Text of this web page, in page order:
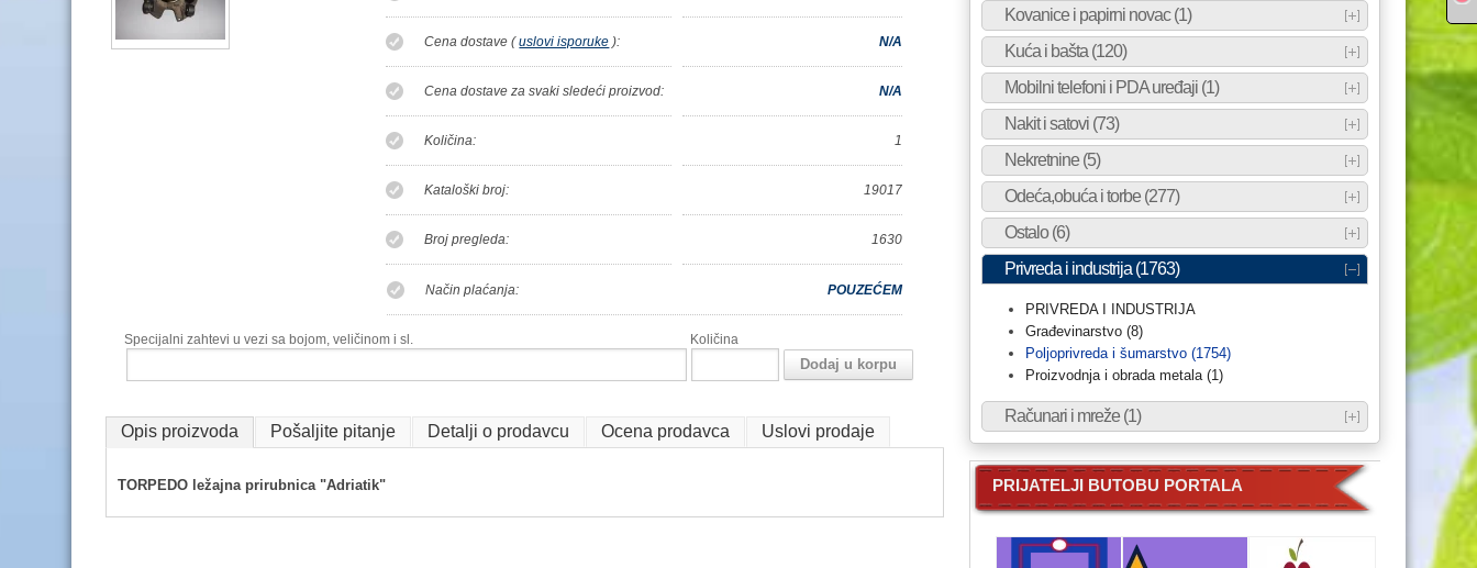
Cena dostave (uslovi isporuke ):
Cena dostave za svaki sledeći proizvod:
Količina:
Kataloški broj:
Broj pregleda:
N/A
N/A
1
19017
1630
Način plaćanja: POUZEĆEM
Specijalni zahtevi u vezi sa bojom, veličinom i sl. Količina
Opis proizvoda Pošaljite pitanje Detalji o prodavcu Ocena prodavca Uslovi prodaje
TORPEDO ležajna prirubnica "Adriatik"
Kovanice i papirni novac (1)
Kuća i bašta (120)
Mobilni telefoni i PDA uređaji (1)
Nakit i satovi (73)
Nekretnine (5)
Odeća,obuća i torbe (277)
Ostalo (6)
Privreda i industrija (1763)
PRIVREDA I INDUSTRIJA
Građevinarstvo (8)
Poljoprivreda i šumarstvo (1754)
Proizvodnja i obrada metala (1)
Računari i mreže (1)
PRIJATELJI BUTOBU PORTALA